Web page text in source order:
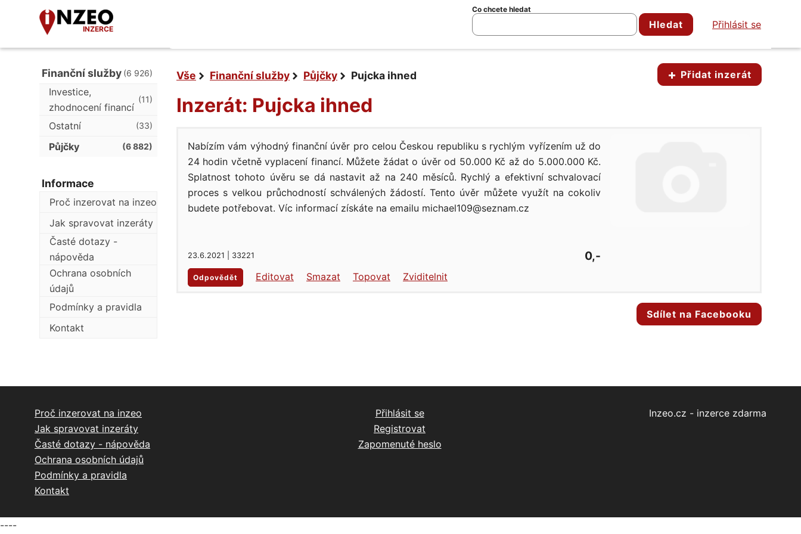
INZERCE
Co chcete hledat
Hledat Přihlásit se
Přidat inzerát
Vše Finanční služby Půjčky Pujcka ihned
Inzerát: Pujcka ihned
Nabízím vám výhodný finanční úvěr pro celou Českou republiku s rychlým vyřízením už do
24 hodin včetně vyplacení financí. Můžete žádat o úvěr od 50.000 Kč až do 5.000.000 Kč.
Splatnost tohoto úvěru se dá nastavit až na 240 měsíců. Rychlý a efektivní schvalovací
proces s velkou průchodností schválených žádostí. Tento úvěr můžete využít na cokoliv
budete potřebovat. Víc informací získáte na emailu michael109@seznam.cz
23.6.2021 | 33221 0,-
Odpovědět Editovat Smazat Topovat Zviditelnit
Sdílet na Facebooku
Finanční služby (6 926)
Investice,
zhodnocení financí
(11)
Ostatní (33)
Půjčky (6 882)
Informace
Proč inzerovat na inzeo
Jak spravovat inzeráty
Časté dotazy -
nápověda
Ochrana osobních
údajů
Podmínky a pravidla
Kontakt
Proč inzerovat na inzeo
Jak spravovat inzeráty
Časté dotazy - nápověda
Ochrana osobních údajů
Podmínky a pravidla
Kontakt
Přihlásit se
Registrovat
Zapomenuté heslo
Inzeo.cz - inzerce zdarma
----